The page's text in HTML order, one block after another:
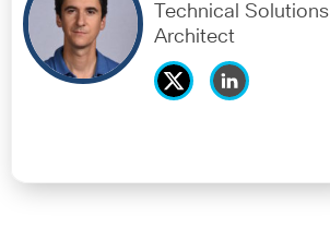
Technical Solutions
Architect